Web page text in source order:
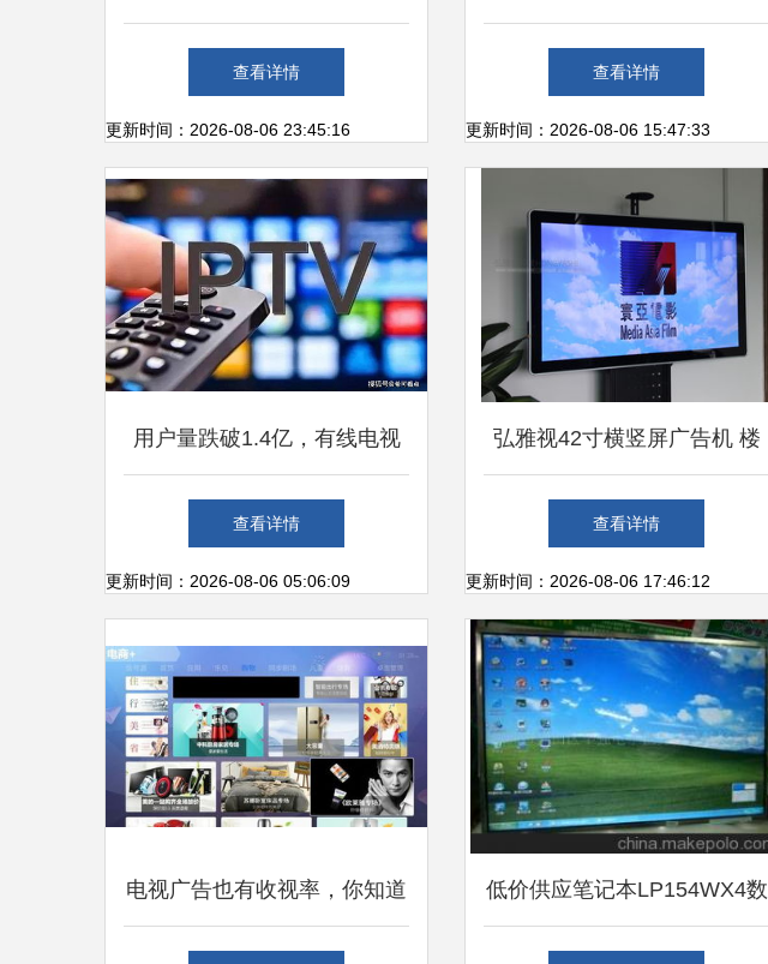
60C电视盒子重塑纯净影视体
验
查看详情
更新时间：2026-08-06 23:45:16
电视新时代的广告策略
查看详情
更新时间：2026-08-06 15:47:33
用户量跌破1.4亿，有线电视
与电视广告的未来何在？
查看详情
更新时间：2026-08-06 05:06:09
弘雅视42寸横竖屏广告机 楼
宇广告的性价比之选
查看详情
更新时间：2026-08-06 17:46:12
电视广告也有收视率，你知道 低价供应笔记本LP154WX4数